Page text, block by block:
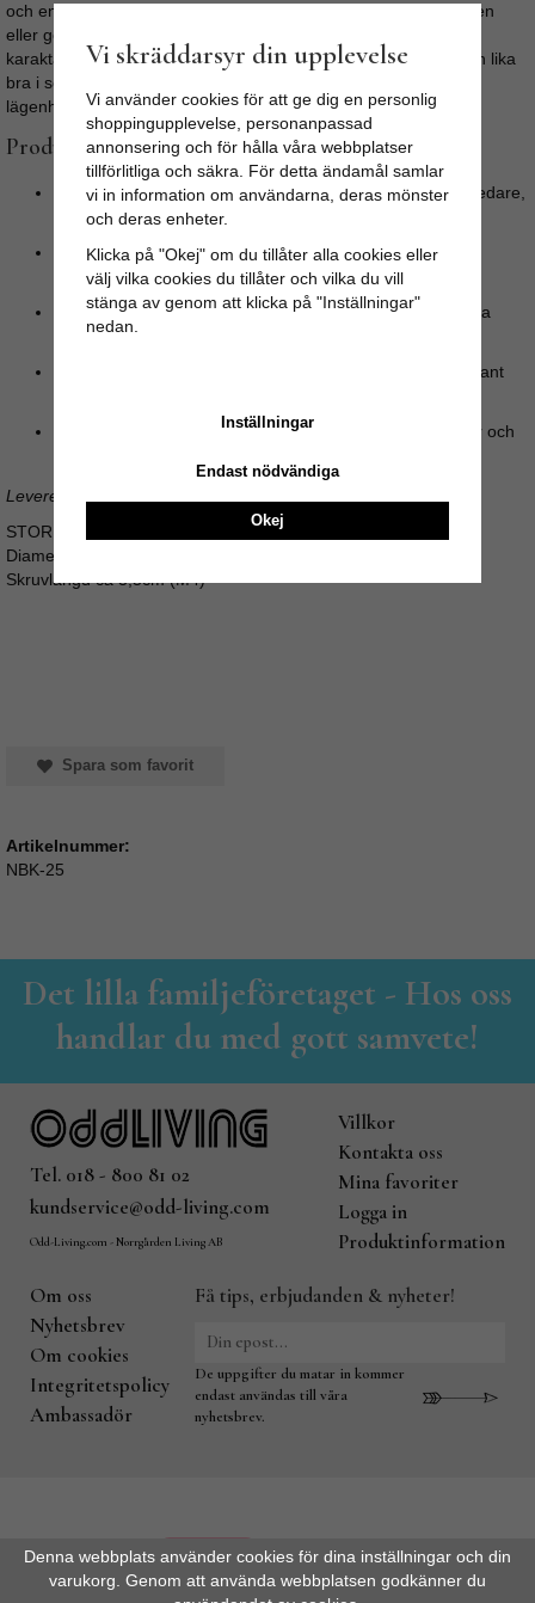
och enkelt uppgradera köksluckorna, förnya badrumskommoden
eller ge den där tråkiga IKEA-byrån en helt ny, skräddarsydd
karaktär. Tack vare sin strama men eleganta design passar den lika
bra i sekelskifteshemmet som i den moderna, minimalistiska
lägenheten.
Produktinformation & Egenskaper
Design: Skandinavisk och stram formgivning med en bredare,
platt framsida och en greppvänlig midja.
Material:Gedigen metall med en högkvalitativ, polerad
mässingsfinish.
Elegant, modern och mångsidig – passar till de flesta
stilar och färger.
Knoppens utformning med en markerad kant
Idealisk för köksluckor, garderober, byråer och
Levereras komplett med passande monteringsskruv.
STORLEK:
Diameter: 3cm / Längd: ca 4cm
Skruvlängd ca 3,5cm (M4)
Spara som favorit
Artikelnummer:
NBK-25
Det lilla familjeföretaget - Hos oss
handlar du med gott samvete!
Tel. 018 - 800 81 02
kundservice@odd-living.com
Odd-Living.com - Norrgården Living AB
Villkor
Kontakta oss
Mina favoriter
Logga in
Produktinformation
Om oss
Nyhetsbrev
Om cookies
Integritetspolicy
Ambassadör
Få tips, erbjudanden & nyheter!
De uppgifter du matar in kommer
endast användas till våra
nyhetsbrev.
Denna webbplats använder cookies för dina inställningar och din
varukorg. Genom att använda webbplatsen godkänner du
Vi skräddarsyr din upplevelse
Vi använder cookies för att ge dig en personlig
shoppingupplevelse, personanpassad
annonsering och för hålla våra webbplatser
tillförlitliga och säkra. För detta ändamål samlar
vi in information om användarna, deras mönster
och deras enheter.
Klicka på "Okej" om du tillåter alla cookies eller
välj vilka cookies du tillåter och vilka du vill
stänga av genom att klicka på "Inställningar"
nedan.
Inställningar
Endast nödvändiga
Okej